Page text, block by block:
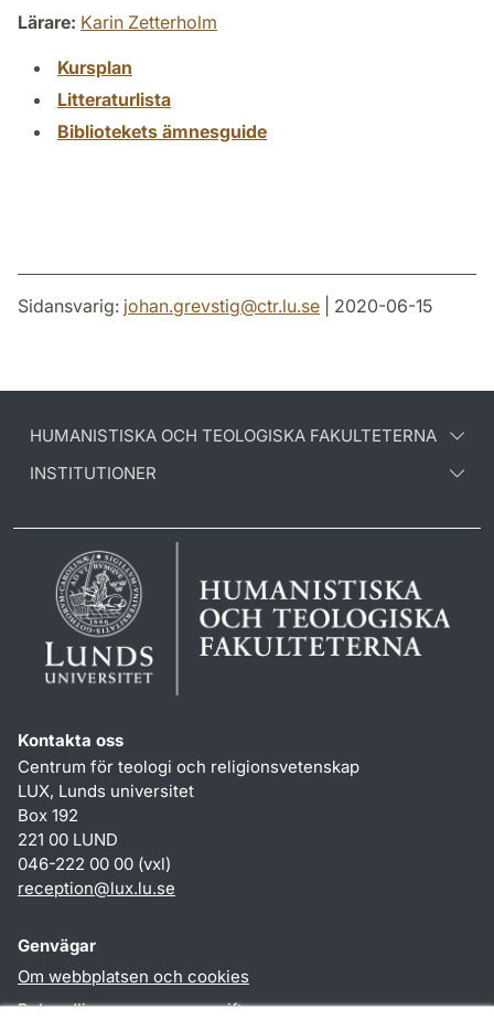
Lärare: Karin Zetterholm
Kursplan
Litteraturlista
Bibliotekets ämnesguide
Sidansvarig: johan.grevstig@ctr.lu.se | 2020-06-15
HUMANISTISKA OCH TEOLOGISKA FAKULTETERNA
INSTITUTIONER
Kontakta oss
Centrum för teologi och religionsvetenskap
LUX, Lunds universitet
Box 192
221 00 LUND
046-222 00 00 (vxl)
reception@lux.lu.se
Genvägar
Om webbplatsen och cookies
Behandling av personuppgifter